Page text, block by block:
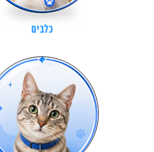
כלבים